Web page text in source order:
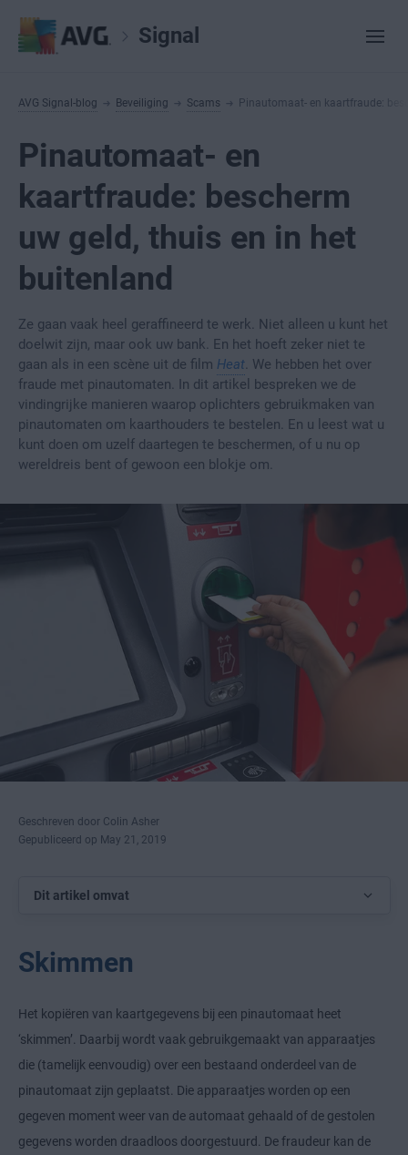
Signal
AVG Signal-blog Beveiliging Scams Pinautomaat- en kaartfraude:
Pinautomaat- en
kaartfraude: bescherm
uw geld, thuis en in het
buitenland
Ze gaan vaak heel geraffineerd te werk. Niet alleen u kunt het
doelwit zijn, maar ook uw bank. En het hoeft zeker niet te
gaan als in een scène uit de film Heat. We hebben het over
fraude met pinautomaten. In dit artikel bespreken we de
vindingrijke manieren waarop oplichters gebruikmaken van
pinautomaten om kaarthouders te bestelen. En u leest wat u
kunt doen om uzelf daartegen te beschermen, of u nu op
wereldreis bent of gewoon een blokje om.
Geschreven door Colin Asher
Gepubliceerd op May 21, 2019
Dit artikel omvat
Skimmen
Het kopiëren van kaartgegevens bij een pinautomaat heet
‘skimmen’. Daarbij wordt vaak gebruikgemaakt van apparaatjes
die (tamelijk eenvoudig) over een bestaand onderdeel van de
pinautomaat zijn geplaatst. Die apparaatjes worden op een
gegeven moment weer van de automaat gehaald of de gestolen
gegevens worden draadloos doorgestuurd. De fraudeur kan de